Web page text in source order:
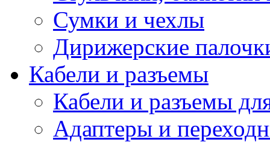
Сумки и чехлы
Дирижерские
Кабели и разъемы
Кабели и разъемы
Адаптеры и